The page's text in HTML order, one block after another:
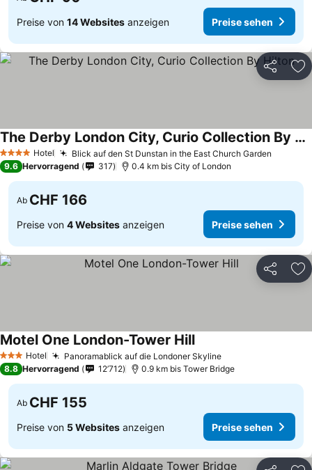
Preise von 14 Websites anzeigen Preise sehen
Teilen
4 Sterne Hotel Blick auf den St Dunstan in the East Church Garden
The Derby London City, Curio Collection By Hilton
Preise sehen
9.6 Hervorragend 317 0.4 km bis City of London
Ab CHF 166
Preise von 4 Websites anzeigen Preise sehen
Teilen
3 SterneHotel Panoramablick auf die Londoner SkylinePreise sehen
Motel One London-Tower HillPreise sehen
8.8 Hervorragend 12’712 0.9 km bis Tower Bridge
Ab CHF 155
Preise von 5 Websites anzeigen Preise sehen